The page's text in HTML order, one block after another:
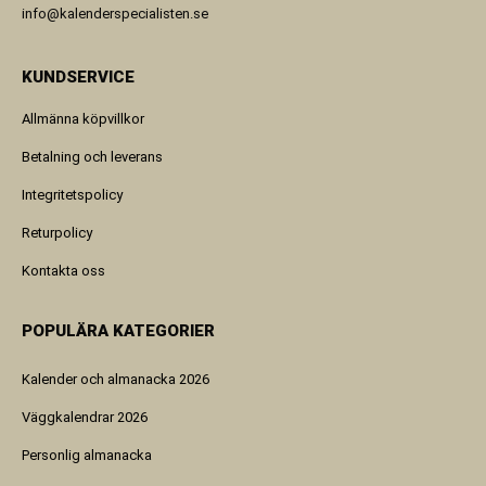
info@kalenderspecialisten.se
KUNDSERVICE
Allmänna köpvillkor
Betalning och leverans
Integritetspolicy
Returpolicy
Kontakta oss
POPULÄRA KATEGORIER
Kalender och almanacka 2026
Väggkalendrar 2026
Personlig almanacka